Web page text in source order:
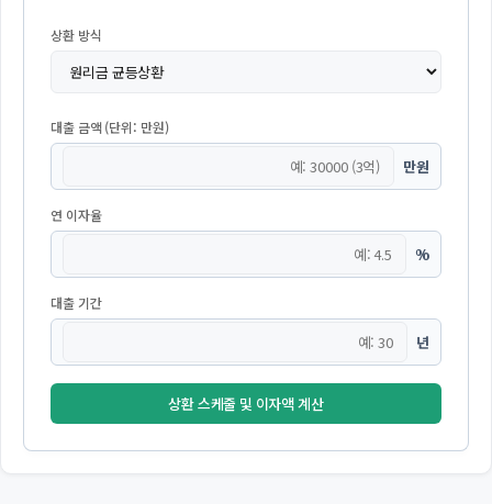
상환 방식
대출 금액 (단위: 만원)
만원
연 이자율
%
대출 기간
년
상환 스케줄 및 이자액 계산